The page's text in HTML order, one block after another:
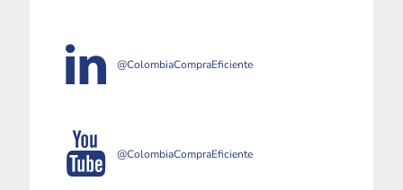
@ColombiaCompraEficiente
@ColombiaCompraEficiente